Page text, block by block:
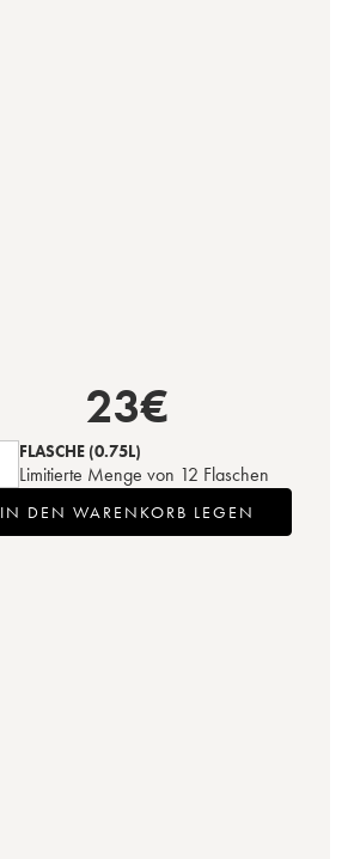
23€
FLASCHE (0.75L)
Limitierte Menge von 12 Flaschen
IN DEN WARENKORB LEGEN